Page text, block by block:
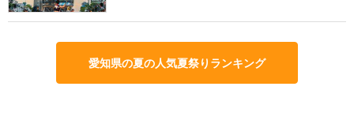
愛知県の夏の人気夏祭りランキング